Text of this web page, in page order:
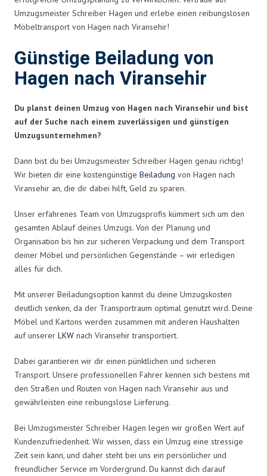
Umzugsmeister Schreiber Hagen und erlebe einen reibungslosen
Möbeltransport von Hagen nach Viransehir!
Günstige Beiladung von
Hagen nach Viransehir
Du planst deinen Umzug von Hagen nach Viransehir und bist
auf der Suche nach einem zuverlässigen und günstigen
Umzugsunternehmen?
Dann bist du bei Umzugsmeister Schreiber Hagen genau richtig!
Wir bieten dir eine kostengünstige Beiladung von Hagen nach
Viransehir an, die dir dabei hilft, Geld zu sparen.
Unser erfahrenes Team von Umzugsprofis kümmert sich um den
gesamten Ablauf deines Umzugs. Von der Planung und
Organisation bis hin zur sicheren Verpackung und dem Transport
deiner Möbel und persönlichen Gegenstände – wir erledigen
alles für dich.
Mit unserer Beiladungsoption kannst du deine Umzugskosten
deutlich senken, da der Transportraum optimal genutzt wird. Deine
Möbel und Kartons werden zusammen mit anderen Haushalten
auf unserer LKW nach Viransehir transportiert.
Dabei garantieren wir dir einen pünktlichen und sicheren
Transport. Unsere professionellen Fahrer kennen sich bestens mit
den Straßen und Routen von Hagen nach Viransehir aus und
gewährleisten eine reibungslose Lieferung.
Bei Umzugsmeister Schreiber Hagen legen wir großen Wert auf
Kundenzufriedenheit. Wir wissen, dass ein Umzug eine stressige
Zeit sein kann, und daher steht bei uns ein persönlicher und
freundlicher Service im Vordergrund. Du kannst dich darauf